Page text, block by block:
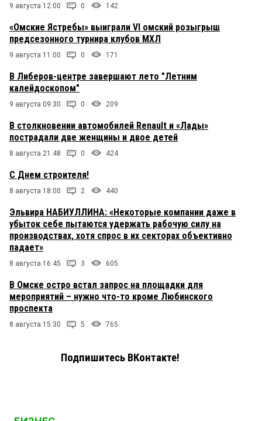
9 августа 12:00 0 142
«Омские Ястребы» выиграли VI омский розыгрыш
предсезонного турнира клубов МХЛ
9 августа 11:00 0 171
В Либеров-центре завершают лето "Летним
калейдоскопом"
9 августа 09:30 0 209
В столкновении автомобилей Renault и «Лады»
пострадали две женщины и двое детей
8 августа 21:48 0 424
С Днем строителя!
8 августа 18:00 2 440
Эльвира НАБИУЛЛИНА: «Некоторые компании даже в
убыток себе пытаются удержать рабочую силу на
производствах, хотя спрос в их секторах объективно
падает»
8 августа 16:45 3 605
В Омске остро встал запрос на площадки для
мероприятий – нужно что-то кроме Любинского
проспекта
8 августа 15:30 5 765
Подпишитесь ВКонтакте!